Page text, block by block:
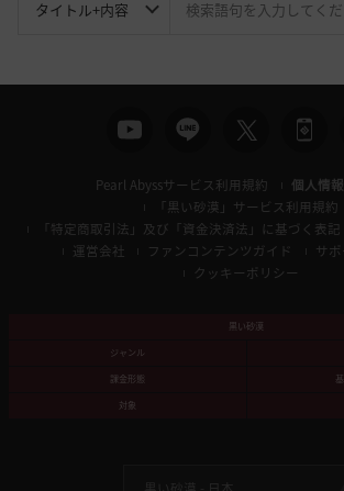
Pearl Abyssサービス利用規約
個人情
「黒い砂漠」サービス利用規約
「特定商取引法」及び「資金決済法」に基づく表記
運営会社
ファンコンテンツガイド
サ
クッキーポリシー
黒い砂漠
ジャンル
課金形態
対象